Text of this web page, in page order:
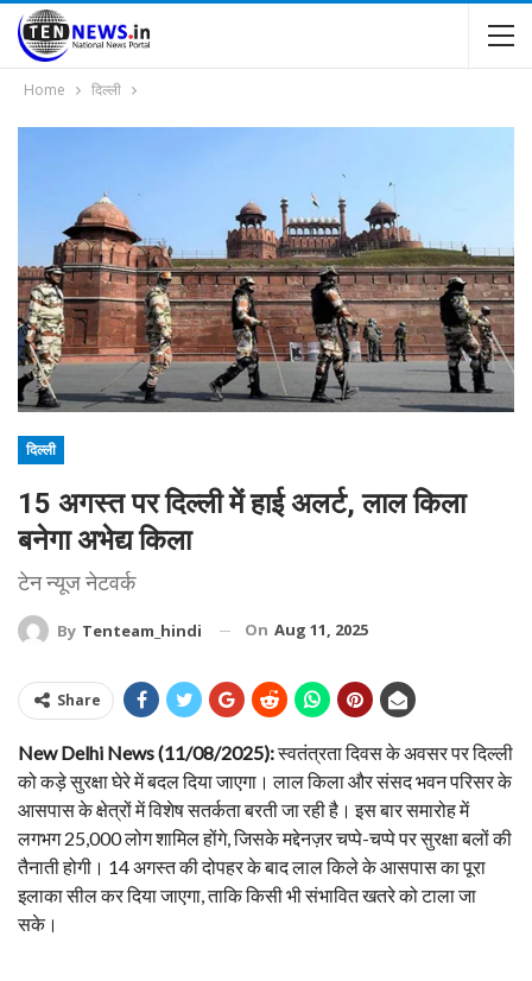
Home दिल्ली
दिल्ली
15 अगस्त पर दिल्ली में हाई अलर्ट, लाल किला
बनेगा अभेद्य किला
टेन न्यूज नेटवर्क
By Tenteam_hindi On Aug 11, 2025
Share
New Delhi News (11/08/2025):स्वतंत्रता दिवस के अवसर पर दिल्ली
को कड़े सुरक्षा घेरे में बदल दिया जाएगा। लाल किला और संसद भवन परिसर के
आसपास के क्षेत्रों में विशेष सतर्कता बरती जा रही है। इस बार समारोह में
लगभग 25,000 लोग शामिल होंगे, जिसके मद्देनज़र चप्पे-चप्पे पर सुरक्षा बलों की
तैनाती होगी। 14 अगस्त की दोपहर के बाद लाल किले के आसपास का पूरा
इलाका सील कर दिया जाएगा, ताकि किसी भी संभावित खतरे को टाला जा
सके।